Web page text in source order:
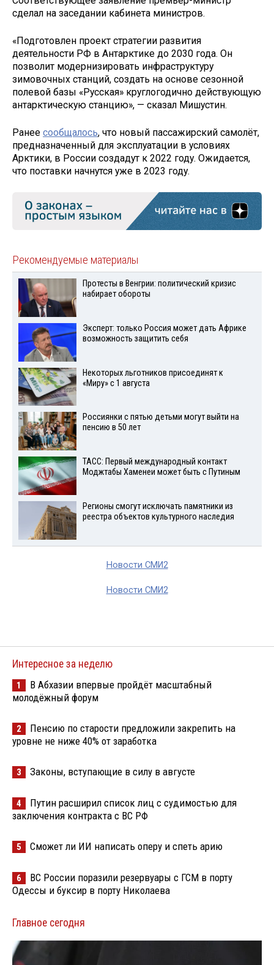
сделал на заседании кабинета министров.
«Подготовлен проект стратегии развития
деятельности РФ в Антарктике до 2030 года. Он
позволит модернизировать инфраструктуру
зимовочных станций, создать на основе сезонной
полевой базы «Русская» круглогодично действующую
антарктическую станцию», — сказал Мишустин.
Ранее сообщалось, что новый пассажирский самолёт,
предназначенный для эксплуатации в условиях
Арктики, в России создадут к 2022 году. Ожидается,
что поставки начнутся уже в 2023 году.
Рекомендуемые материалы
Протесты в Венгрии: политический кризис
набирает обороты
Эксперт: только Россия может дать Африке
возможность защитить себя
Некоторых льготников присоединят к
«Миру» с 1 августа
Россиянки с пятью детьми могут выйти на
пенсию в 50 лет
ТАСС: Первый международный контакт
Моджтабы Хаменеи может быть с Путиным
Регионы смогут исключать памятники из
реестра объектов культурного наследия
Новости СМИ2
Новости СМИ2
Интересное за неделю
1
В Абхазии впервые пройдёт масштабный
молодёжный форум
2
Пенсию по старости предложили закрепить на
уровне не ниже 40% от заработка
3 Законы, вступающие в силу в августе
4
Путин расширил список лиц с судимостью для
заключения контракта с ВС РФ
5 Сможет ли ИИ написать оперу и спеть арию
6
ВС России поразили резервуары с ГСМ в порту
Одессы и буксир в порту Николаева
Главное сегодня